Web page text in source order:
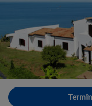
Bild 1 von 139.